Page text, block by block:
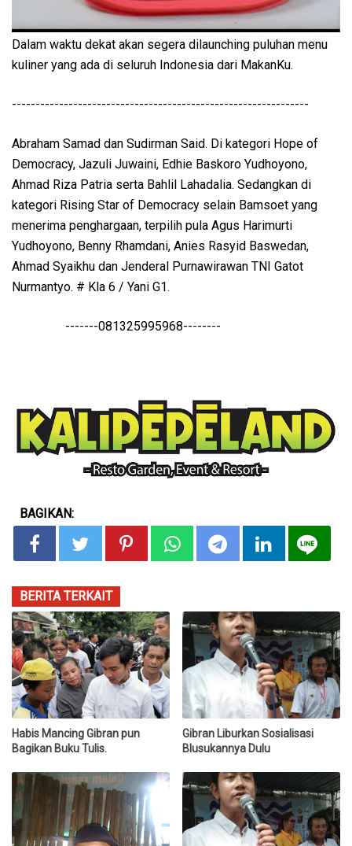
Dalam waktu dekat akan segera dilaunching puluhan menu
kuliner yang ada di seluruh Indonesia dari MakanKu.
---------------------------------------------------------------
Abraham Samad dan Sudirman Said. Di kategori Hope of
Democracy, Jazuli Juwaini, Edhie Baskoro Yudhoyono,
Ahmad Riza Patria serta Bahlil Lahadalia. Sedangkan di
kategori Rising Star of Democracy selain Bamsoet yang
menerima penghargaan, terpilih pula Agus Harimurti
Yudhoyono, Benny Rhamdani, Anies Rasyid Baswedan,
Ahmad Syaikhu dan Jenderal Purnawirawan TNI Gatot
Nurmantyo. # Kla 6 / Yani G1.
-------081325995968--------
BAGIKAN:
BERITA TERKAIT
Habis Mancing Gibran pun
Bagikan Buku Tulis.
Gibran Liburkan Sosialisasi
Blusukannya Dulu